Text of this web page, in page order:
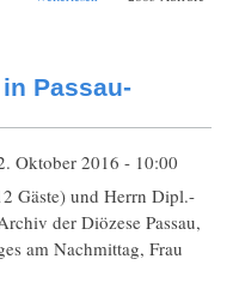
Passau-
Oktober 2016 - 10:00
Gäste) und Herrn Dipl.-
der Diözese Passau,
am Nachmittag, Frau